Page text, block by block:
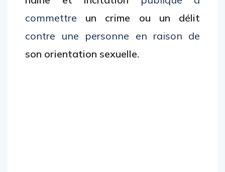
commettre un crime ou un délit
contre une personne en raison de
son orientation sexuelle.